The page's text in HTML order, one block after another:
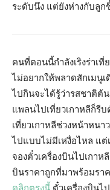
ระดับนึง แต่ยังห่างกับลูก
คนที่ตอนนี้กำลังเริงร่าเที่
ไม่อยากให้พลาดสักเมนู
ไปกินจะได้รู้ว่ารสชาติต้น
แพลนไปเที่ยวเกาหลีก็รี
เที่ยวเกาหลีช่วงหน้าหน
ไปแบบไม่มีเหงื่อไหล แต่
จองตั๋วเครื่องบินไปเกาห
บินราคาถูกที่มาพร้อมรา
คลิกตรงนี้ ตั๋วเครื่องบินไ